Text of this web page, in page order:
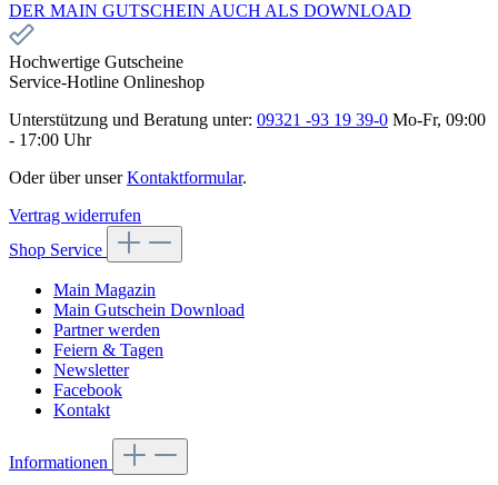
DER MAIN GUTSCHEIN AUCH ALS DOWNLOAD
Hochwertige Gutscheine
Service-Hotline Onlineshop
Unterstützung und Beratung unter: 09321 -93 19 39-0 Mo-Fr, 09:00
- 17:00 Uhr
Oder über unserKontaktformular.
Vertrag widerrufen
Shop Service
Main Magazin
Main Gutschein Download
Partner werden
Feiern & Tagen
Newsletter
Facebook
Kontakt
Informationen